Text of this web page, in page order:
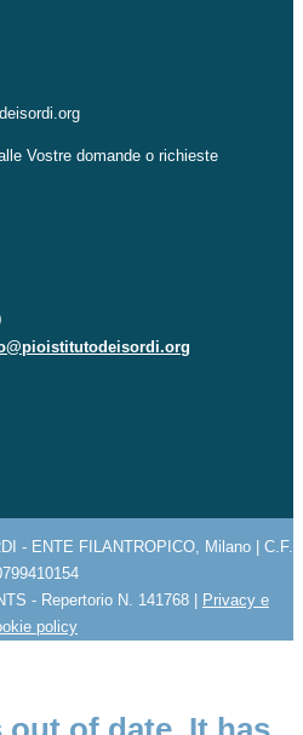
Vostre domande o richieste
- ENTE FILANTROPICO, Milano | C.F.
- Repertorio N. 141768 | Privacy e
policy